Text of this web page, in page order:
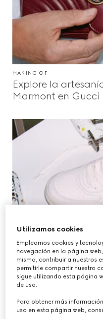
Gente Y Eventos
Desfile
Beauty
Videos
Inspiraciones Y Códigos
Gucci Equilibrium
Making Of
MAKING OF
Explore la
Marmont en Gucci
MAKING OF
Descubra las
zapatillas de
Utilizamos cookies
Empleamos cookies y
navegación en la página
misma, contribuir a nuestros
permitirle compartir nuestro
sigue utilizando esta página
de uso.
Para obtener más
uso en esta página web,